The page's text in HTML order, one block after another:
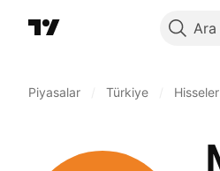
Ara
Piyasalar Türkiye Hisseler